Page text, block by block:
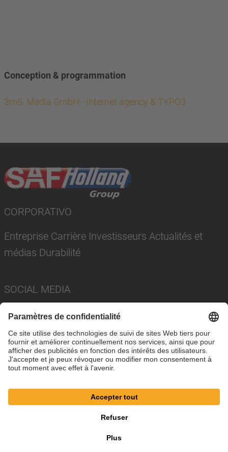
Conception & programmation
3m5. Media GmbH - Internet agency & TYPO3
CORPORATIVO
Entreprise Carrière Investisseurs Actualités et
médias Durabilité
SOCIAL MEDIA
Politique de confidentialité
Paramètres des cookies